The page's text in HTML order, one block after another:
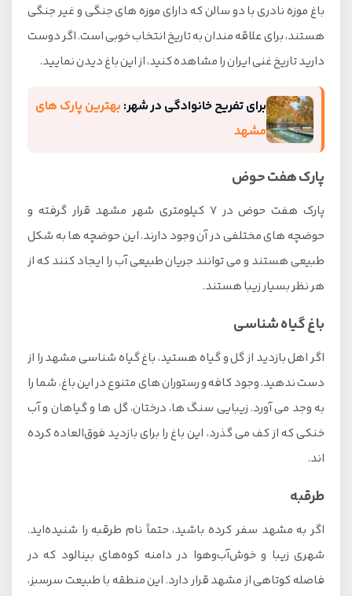
باغ موزه نادری با دو سالن که دارای موزه های جنگی و غیر جنگی
هستند، برای علاقه مندان به تاریخ انتخاب خوبی است. اگر دوست
دارید تاریخ غنی ایران را مشاهده کنید، از این باغ دیدن نمایید.
برای تفریح خانوادگی در شهر: بهترین پارک های
مشهد
پارک هفت حوض
پارک هفت حوض در 7 کیلومتری شهر مشهد قرار گرفته و
حوضچه های مختلفی در آن وجود دارند. این حوضچه ها به شکل
طبیعی هستند و می توانند جریان طبیعی آب را ایجاد کنند که از
هر نظر بسیار زیبا هستند.
باغ گیاه شناسی
اگر اهل بازدید از گل و گیاه هستید، باغ گیاه شناسی مشهد را از
دست ندهید. وجود کافه و رستوران های متنوع در این باغ، شما را
به وجد می آورد. زیبایی سنگ ها، درختان، گل ها و گیاهان و آب
خنکی که از کف می گذرد، این باغ را برای بازدید فوق‌العاده کرده
اند.
طرقبه
اگر به مشهد سفر کرده باشید، حتماً نام طرقبه را شنیده‌اید.
شهری زیبا و خوش‌آب‌وهوا در دامنه کوه‌های بینالود که در
فاصله کوتاهی از مشهد قرار دارد. این منطقه با طبیعت سرسبز،